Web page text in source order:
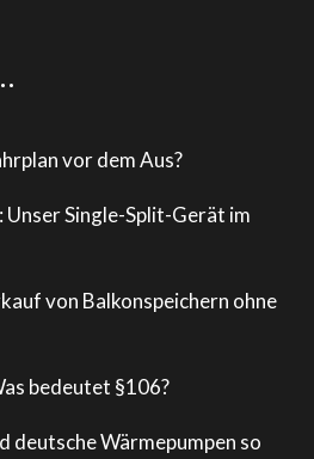
vor dem Aus?
Single-Split-Gerät im
von Balkonspeichern ohne
bedeutet §106?
deutsche Wärmepumpen so